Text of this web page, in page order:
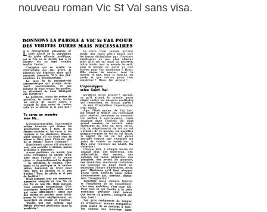
nouveau roman Vic St Val sans visa.